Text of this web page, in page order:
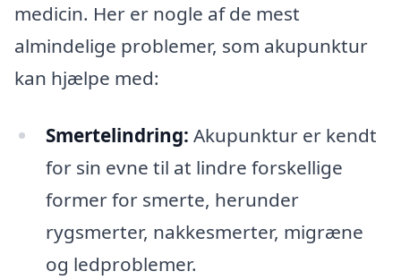
medicin. Her er nogle af de mest
almindelige problemer, som akupunktur
kan hjælpe med:
Smertelindring: Akupunktur er kendt
for sin evne til at lindre forskellige
former for smerte, herunder
rygsmerter, nakkesmerter, migræne
og ledproblemer.